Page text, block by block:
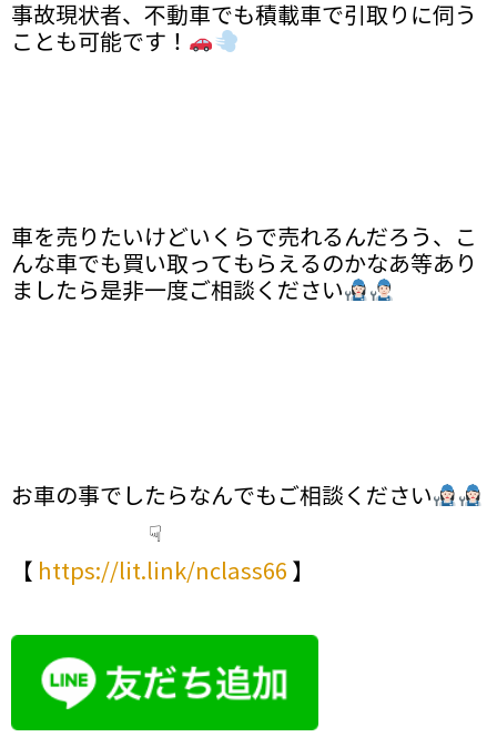
事故現状者、不動車でも積載車で引取りに伺う
ことも可能です！
車を売りたいけどいくらで売れるんだろう、こ
んな車でも買い取ってもらえるのかなあ等あり
ましたら是非一度ご相談ください
お車の事でしたらなんでもご相談ください
☟
【 https://lit.link/nclass66 】